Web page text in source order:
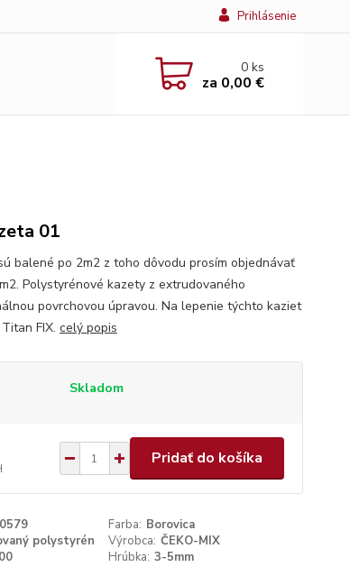
Prihlásenie
0ks
za 0,00 €
01
balené po 2m2 z toho dôvodu prosím objednávať
Polystyrénové kazety z extrudovaného
povrchovou úpravou. Na lepenie týchto kaziet
FIX. celý popis
Skladom
Pridať do košíka
Farba: Borovica
polystyrén Výrobca: ČEKO-MIX
Hrúbka: 3-5mm